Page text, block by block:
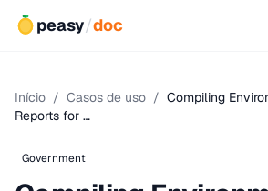
peasy/doc
Início / Casos de uso / Compiling
Reports for …
Government